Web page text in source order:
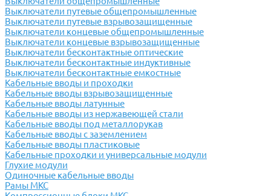
Выключатели путевые общепромышленные
Выключатели путевые взрывозащищенные
Выключатели концевые общепромышленные
Выключатели концевые взрывозащищенные
Выключатели бесконтактные оптические
Выключатели бесконтактные индуктивные
Выключатели бесконтактные емкостные
Кабельные вводы и проходки
Кабельные вводы взрывозащищенные
Кабельные вводы латунные
Кабельные вводы из нержавеющей стали
Кабельные вводы под металлорукав
Кабельные вводы с заземлением
Кабельные вводы пластиковые
Кабельные проходки и универсальные модули
Глухие модули
Одиночные кабельные вводы
Рамы МКС